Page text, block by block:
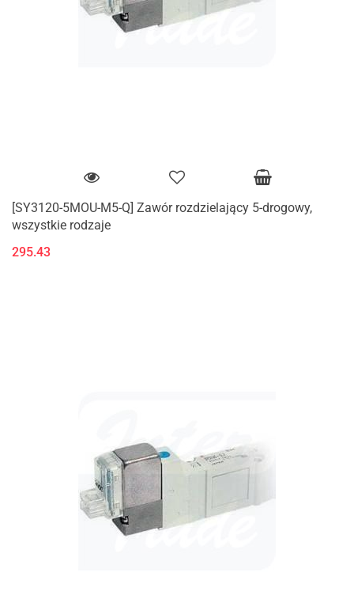
[SY3120-5MOU-M5-Q] Zawór rozdzielający 5-drogowy,
wszystkie rodzaje
295.43